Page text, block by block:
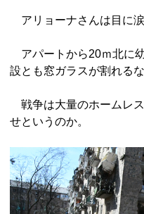
アリョーナさんは目に涙
アパートから20ｍ北に
設とも窓ガラスが割れる
戦争は大量のホームレ
せというのか。